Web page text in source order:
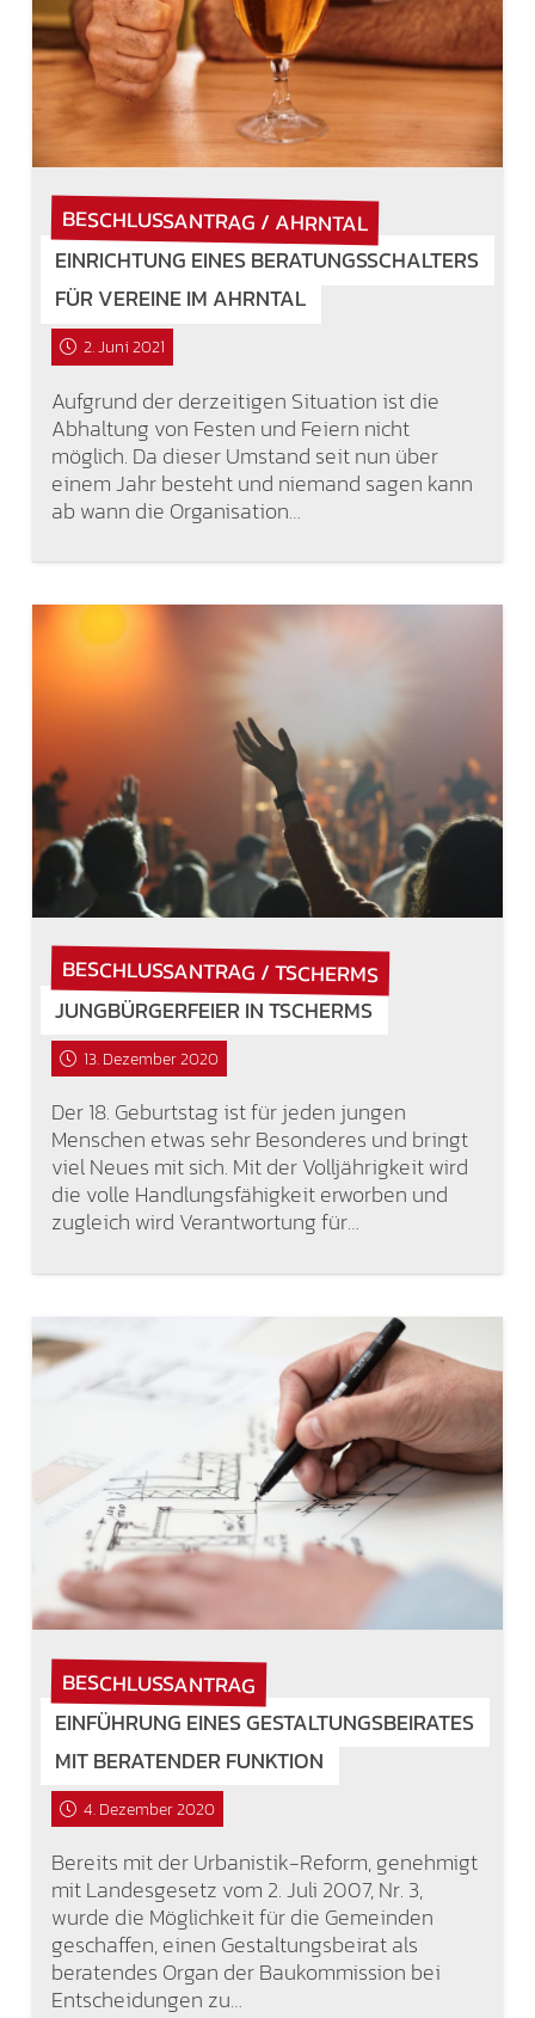
BESCHLUSSANTRAG / AHRNTAL
EINRICHTUNG EINES BERATUNGSSCHALTERS
FÜR VEREINE IM AHRNTAL
2. Juni 2021
Aufgrund der derzeitigen Situation ist die
Abhaltung von Festen und Feiern nicht
möglich. Da dieser Umstand seit nun über
einem Jahr besteht und niemand sagen kann
ab wann die Organisation…
BESCHLUSSANTRAG / TSCHERMS
JUNGBÜRGERFEIER IN TSCHERMS
13. Dezember 2020
Der 18. Geburtstag ist für jeden jungen
Menschen etwas sehr Besonderes und bringt
viel Neues mit sich. Mit der Volljährigkeit wird
die volle Handlungsfähigkeit erworben und
zugleich wird Verantwortung für…
BESCHLUSSANTRAG
EINFÜHRUNG EINES GESTALTUNGSBEIRATES
MIT BERATENDER FUNKTION
4. Dezember 2020
Bereits mit der Urbanistik-Reform, genehmigt
mit Landesgesetz vom 2. Juli 2007, Nr. 3,
wurde die Möglichkeit für die Gemeinden
geschaffen, einen Gestaltungsbeirat als
beratendes Organ der Baukommission bei
Entscheidungen zu…